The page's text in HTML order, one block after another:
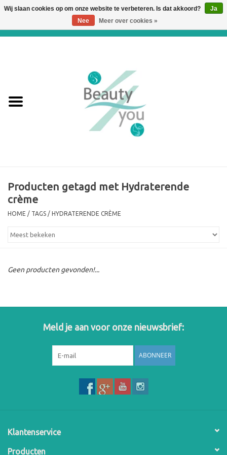
Merken
Producten getagd met Hydraterende
crème
HOME / TAGS / HYDRATERENDE CRÈME
Geen producten gevonden!...
Meld je aan voor onze nieuwsbrief:
ABONNEER
Klantenservice
Producten
Wij slaan cookies op om onze website te verbeteren. Is dat akkoord?
Ja
Nee
Meer over cookies »